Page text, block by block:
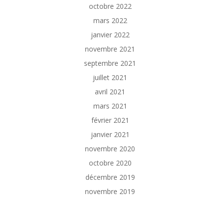
octobre 2022
mars 2022
janvier 2022
novembre 2021
septembre 2021
juillet 2021
avril 2021
mars 2021
février 2021
janvier 2021
novembre 2020
octobre 2020
décembre 2019
novembre 2019